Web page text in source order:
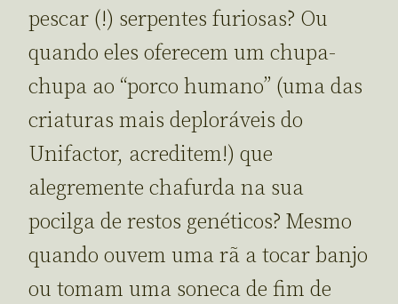
pescar (!) serpentes furiosas? Ou
quando eles oferecem um chupa-
chupa ao “porco humano” (uma das
criaturas mais deploráveis do
Unifactor, acreditem!) que
alegremente chafurda na sua
pocilga de restos genéticos? Mesmo
quando ouvem uma rã a tocar banjo
ou tomam uma soneca de fim de